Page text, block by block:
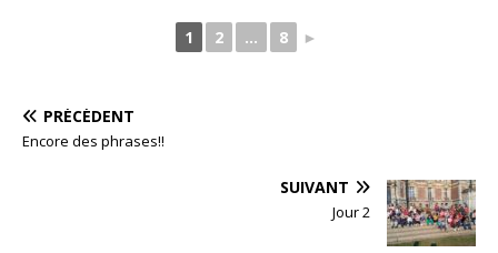
1 2 ... 8 ►
PRÉCÉDENT
Encore des phrases!!
SUIVANT
Jour 2